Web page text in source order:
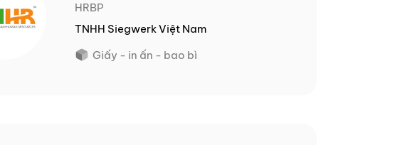
HRBP
TNHH Siegwerk Việt Nam
Giấy - in ấn - bao bì